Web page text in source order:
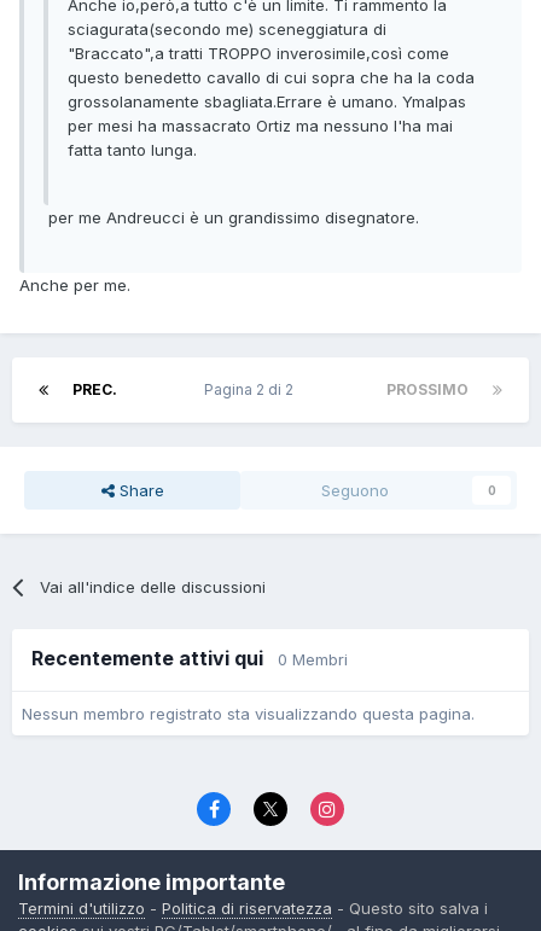
Anche io,però,a tutto c'è un limite. Ti rammento la
sciagurata(secondo me) sceneggiatura di
"Braccato",a tratti TROPPO inverosimile,così come
questo benedetto cavallo di cui sopra che ha la coda
grossolanamente sbagliata.Errare è umano. Ymalpas
per mesi ha massacrato Ortiz ma nessuno l'ha mai
fatta tanto lunga.
per me Andreucci è un grandissimo disegnatore.
Anche per me.
PREC. PROSSIMO
Pagina 2 di 2
Share Seguono 0
Vai all'indice delle discussioni
Recentemente attivi qui 0 Membri
Nessun membro registrato sta visualizzando questa pagina.
© TexWillerForum dal 2006
Powered by Invision Community
Informazione importante
Termini d'utilizzo - Politica di riservatezza - Questo sito salva i